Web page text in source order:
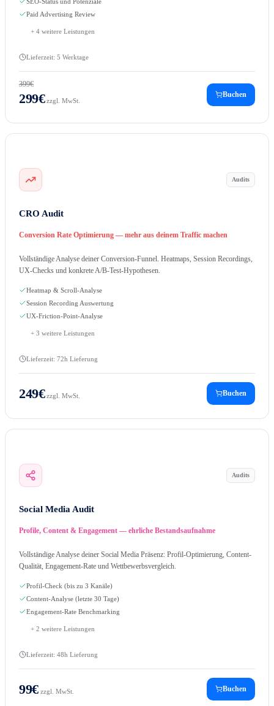
Paid Advertising Review
+ 4 weitere Leistungen
Lieferzeit: 5 Werktage
399€
299€zzgl. MwSt.
Buchen
Audits
CRO Audit
Conversion Rate Optimierung — mehr aus deinem Traffic machen
Vollständige Analyse deiner Conversion-Funnel. Heatmaps, Session Recordings,
UX-Checks und konkrete A/B-Test-Hypothesen.
Heatmap & Scroll-Analyse
Session Recording Auswertung
UX-Friction-Point-Analyse
+ 3 weitere Leistungen
Lieferzeit: 72h Lieferung
249€zzgl. MwSt. Buchen
Audits
Social Media Audit
Profile, Content & Engagement — ehrliche Bestandsaufnahme
Vollständige Analyse deiner Social Media Präsenz: Profil-Optimierung, Content-
Qualität, Engagement-Rate und Wettbewerbsvergleich.
Profil-Check (bis zu 3 Kanäle)
Content-Analyse (letzte 30 Tage)
Engagement-Rate Benchmarking
+ 2 weitere Leistungen
Lieferzeit: 48h Lieferung
99€zzgl. MwSt. Buchen